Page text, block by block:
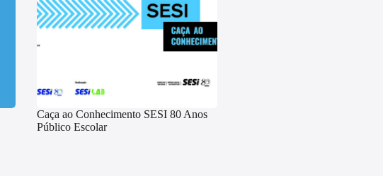
Caça ao Conhecimento SESI 80 Anos
Público Escolar